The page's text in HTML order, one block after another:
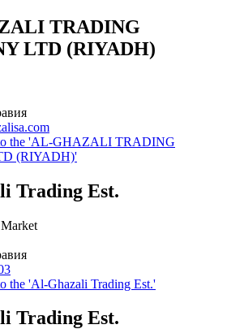
TRADING
LTD (RIYADH)
the 'AL-GHAZALI TRADING
(RIYADH)'
Trading Est.
the 'Al-Ghazali Trading Est.'
Trading Est.